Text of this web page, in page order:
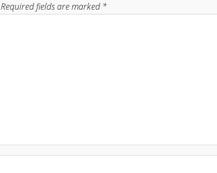
Required fields are marked *